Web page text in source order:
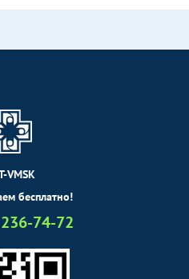
VMSK
бесплатно!
74-72